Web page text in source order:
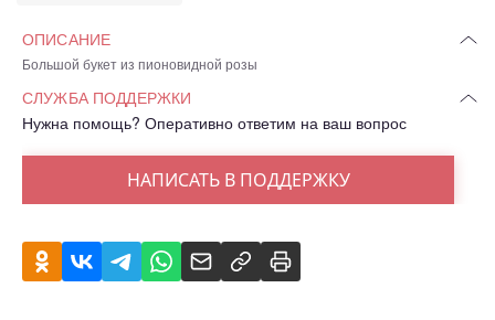
ОПИСАНИЕ
Большой букет из пионовидной розы
СЛУЖБА ПОДДЕРЖКИ
Нужна помощь? Оперативно ответим на ваш вопрос
НАПИСАТЬ В ПОДДЕРЖКУ